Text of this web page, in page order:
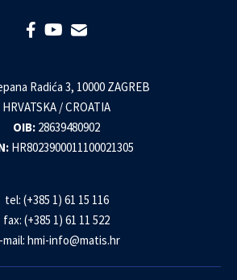
Radića 3, 10000 ZAGREB
HRVATSKA / CROATIA
OIB: 28639480902
HR8023900011100021305
tel: (+385 1) 61 15 116
fax: (+385 1) 61 11 522
mail: hmi-info@matis.hr